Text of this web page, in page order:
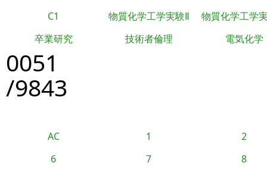
C1 物質化学工学実験Ⅱ
物質化学工学
卒業研究
技術者倫理 電気化学
0051
/9843
AC 1
2
6
7
8